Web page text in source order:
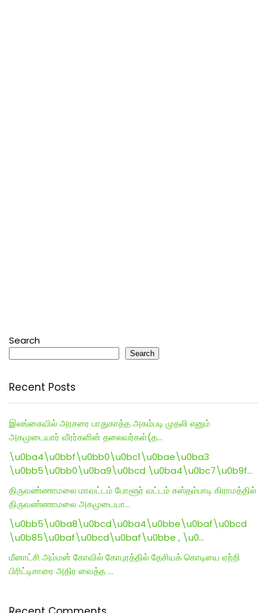
Search
Search
Recent Posts
இலங்கையில் அரசரை பாதுகாத்த அகம்படி முதலி எனும்
அகமுடையார் வீரர்களின் தலைவர்கள்(த…
\u0ba4\u0bbf\u0bb0\u0bc1\u0bae\u0ba3
\u0bb5\u0bb0\u0ba9\u0bcd \u0ba4\u0bc7\u0b9f…
திருவண்ணாமலை மாவட்டம் போளூர் வட்டம் கஸ்தம்பாடி கிராமத்தில்
திருவண்ணாமலை அகமுடையா…
\u0bb5\u0ba8\u0bcd\u0ba4\u0bbe\u0baf\u0bcd
\u0b85\u0baf\u0bcd\u0baf\u0bbe , \u0…
மீனாட்சி அம்மன் கோவில் கோபுரத்தில் தேசியக் கொடியை ஏற்றி
பிரிட்டிசாரை அதிர வைத்த …